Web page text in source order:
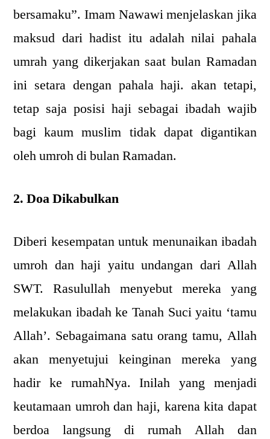
bersamaku”. Imam Nawawi menjelaskan jika
maksud dari hadist itu adalah nilai pahala
umrah yang dikerjakan saat bulan Ramadan
ini setara dengan pahala haji. akan tetapi,
tetap saja posisi haji sebagai ibadah wajib
bagi kaum muslim tidak dapat digantikan
oleh umroh di bulan Ramadan.
2. Doa Dikabulkan
Diberi kesempatan untuk menunaikan ibadah
umroh dan haji yaitu undangan dari Allah
SWT. Rasulullah menyebut mereka yang
melakukan ibadah ke Tanah Suci yaitu ‘tamu
Allah’. Sebagaimana satu orang tamu, Allah
akan menyetujui keinginan mereka yang
hadir ke rumahNya. Inilah yang menjadi
keutamaan umroh dan haji, karena kita dapat
berdoa langsung di rumah Allah dan